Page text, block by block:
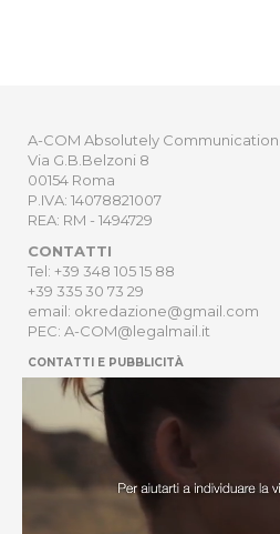
A-COM Absolutely Communication
Via G.B.Belzoni 8
00154 Roma
P.IVA: 14078821007
REA: RM - 1494729
CONTATTI
Tel: +39 348 105 15 88
+39 335 30 73 29
email: okredazione@gmail.com
PEC: A-COM@legalmail.it
CONTATTI E PUBBLICITÀ
HOME
NEWSLETTER
ORDER
PRIVACY POLICY
Sito Web sviluppato da